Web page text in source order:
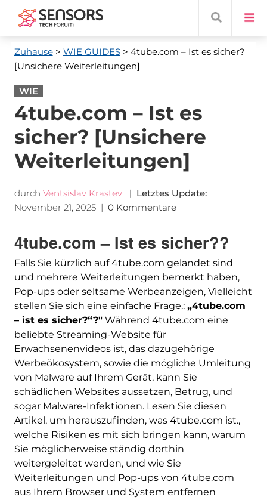
Zuhause> WIE GUIDES > 4tube.com – Ist es sicher?
[Unsichere Weiterleitungen]
WIE
4tube.com – Ist es
sicher? [Unsichere
Weiterleitungen]
durch Ventsislav Krastev
| Letztes Update:
November 21, 2025| 0 Kommentare
4tube.com – Ist es sicher??
Falls Sie kürzlich auf 4tube.com gelandet sind
und mehrere Weiterleitungen bemerkt haben,
Pop-ups oder seltsame Werbeanzeigen, Vielleicht
stellen Sie sich eine einfache Frage.: „4tube.com
– ist es sicher?“?"Während 4tube.com eine
beliebte Streaming-Website für
Erwachsenenvideos ist, das dazugehörige
Werbeökosystem, sowie die mögliche Umleitung
von Malware auf Ihrem Gerät, kann Sie
schädlichen Websites aussetzen, Betrug, und
sogar Malware-Infektionen. Lesen Sie diesen
Artikel, um herauszufinden, was 4tube.com ist.,
welche Risiken es mit sich bringen kann, warum
Sie möglicherweise ständig dorthin
weitergeleitet werden, und wie Sie
Weiterleitungen und Pop-ups von 4tube.com
aus Ihrem Browser und System entfernen